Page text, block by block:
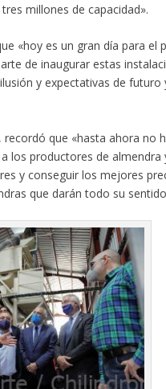
millones de capacidad».
«hoy es un gran día para el
de inaugurar estas
y expectativas de futuro
que «hasta ahora no
los productores de almendra
y conseguir los mejores
que darán todo su